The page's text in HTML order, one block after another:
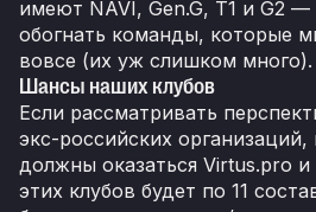
имеют NAVI, Gen.G, T1 и G2
обогнать команды, которые
вовсе (их уж слишком много).
Шансы наших клубов
Если рассматривать
экс-российских
должны оказаться Virtus.pro
этих клубов будет по 11